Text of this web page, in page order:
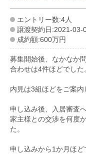
エントリー数:4人
譲渡契約日:2021-03-
成約額:600万円
募集開始後、なかなか
合わせは4件ほどでした
内見は3組ほどをご案内
申し込み後、入居審査
家主様との交渉を何度
た。
申し込みから1か月ほ